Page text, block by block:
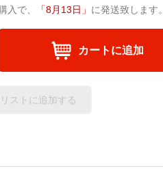
入で、 「8月13日 」 に発送致します。
カートに追加
ストに追加する